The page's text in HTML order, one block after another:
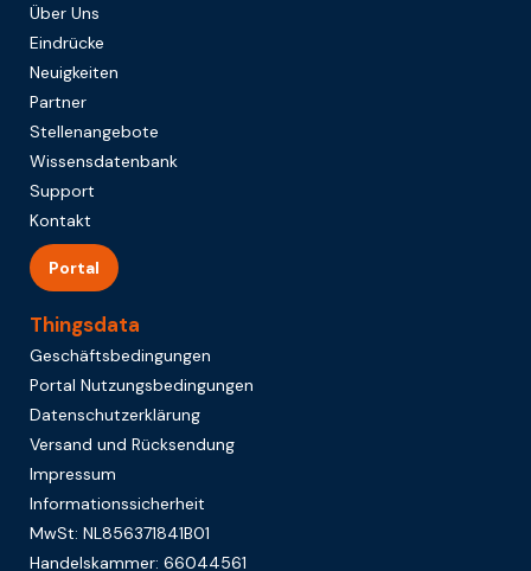
Über Uns
Eindrücke
Neuigkeiten
Partner
Stellenangebote
Wissensdatenbank
Support
Kontakt
Portal
Thingsdata
Geschäftsbedingungen
Portal Nutzungsbedingungen
Datenschutzerklärung
Versand und Rücksendung
Impressum
Informationssicherheit
MwSt: NL856371841B01
Handelskammer: 66044561